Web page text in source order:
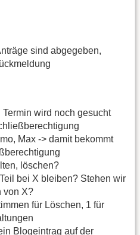
sind abgegeben,
wird noch gesucht
Max -> damit bekommt
löschen?
bei X bleiben? Stehen wir
von X?
für Löschen, 1 für
Blogeintrag auf der